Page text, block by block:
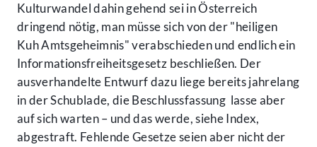
Kulturwandel dahin gehend sei in Österreich
dringend nötig, man müsse sich von der "heiligen
Kuh Amtsgeheimnis" verabschieden und endlich ein
Informationsfreiheitsgesetz beschließen. Der
ausverhandelte Entwurf dazu liege bereits jahrelang
in der Schublade, die Beschlussfassung lasse aber
auf sich warten – und das werde, siehe Index,
abgestraft. Fehlende Gesetze seien aber nicht der